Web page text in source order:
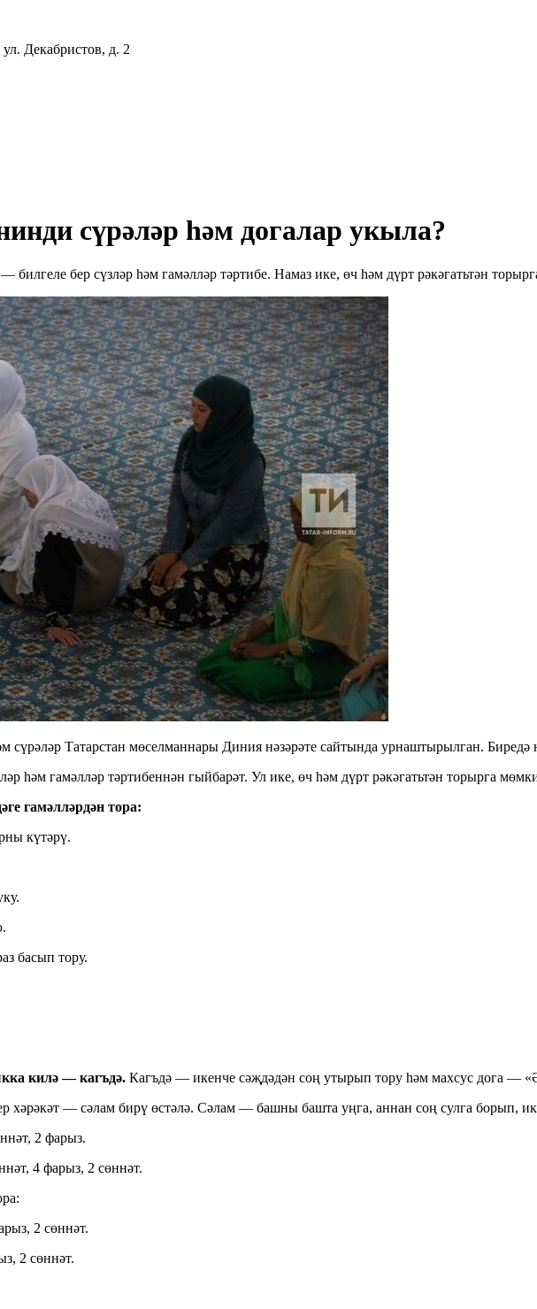
Декабристов, д. 2
сүрәләр һәм догалар укыла?
билгеле бер сүзләр һәм гамәлләр тәртибе. Намаз ике, өч һәм дүрт рәкәгатьтән
сүрәләр Татарстан мөселманнары Диния нәзәрәте сайтында урнаштырылган. Биредә
һәм гамәлләр тәртибеннән гыйбарәт. Ул ике, өч һәм дүрт рәкәгатьтән торырга
гамәлләрдән тора:
күтәрү.
басып тору.
килә — кагъдә. Кагъдә — икенче сәҗдәдән соң утырып тору һәм махсус дога —
хәрәкәт — сәлам бирү өстәлә. Сәлам — башны башта уңга, аннан соң сулга борып,
2 фарыз.
4 фарыз, 2 сөннәт.
2 сөннәт.
2 сөннәт.